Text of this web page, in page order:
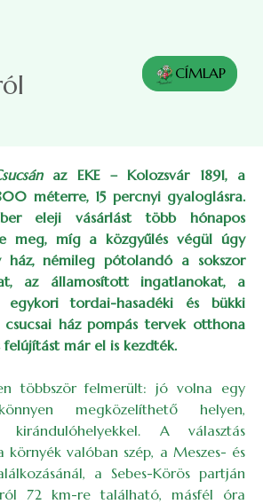
CÍMLAP
az EKE –Kolozsvár 1891, a
méterre, 15 percnyi gyaloglásra.
eleji vásárlást több hónapos
meg, míg a közgyűlés végül úgy
némileg pótolandó a sokszor
az államosított ingatlanokat, a
egykori tordai-hasadéki és bükki
csucsai ház pompás tervek otthona
már el is kezdték.
többször felmerült: jó volna egy
megközelíthető helyen,
kirándulóhelyekkel. A választás
környék valóban szép, a Meszes- és
a Sebes-Körös partján
72 km-re található, másfél óra